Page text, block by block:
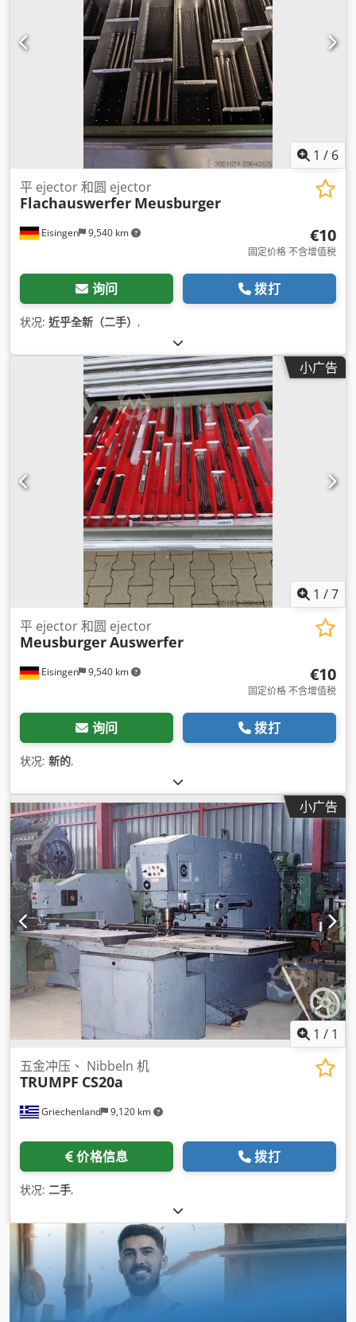
1 / 6
Eisingen 9,540 km
平 ejector 和圆 ejector
Flachauswerfer Meusburger
€10
固定价格 不含增值税
询问 拨打
状况: 近乎全新（二手） ,
小广告
1 /7
Eisingen 9,540 km
平 ejector 和圆 ejector
MeusburgerAuswerfer
€10
固定价格 不含增值税
询问 拨打
状况: 新的,
小广告
1 / 1
Griechenland 9,120 km
五金冲压、 Nibbeln 机
TRUMPF CS20a
价格信息 拨打
状况: 二手,